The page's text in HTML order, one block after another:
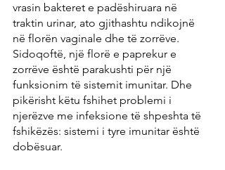
vrasin bakteret e padëshiruara në
traktin urinar, ato gjithashtu ndikojnë
në florën vaginale dhe të zorrëve.
Sidoqoftë, një florë e paprekur e
zorrëve është parakushti për një
funksionim të sistemit imunitar. Dhe
pikërisht këtu fshihet problemi i
njerëzve me infeksione të shpeshta të
fshikëzës: sistemi i tyre imunitar është
dobësuar.